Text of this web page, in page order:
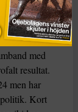
med
resultat.
men har
politik. Kort